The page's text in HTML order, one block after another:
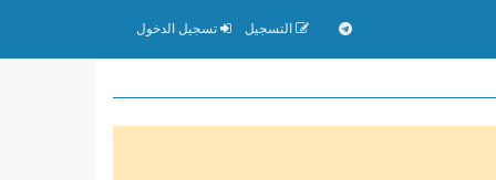
التسجيل تسجيل الدخول